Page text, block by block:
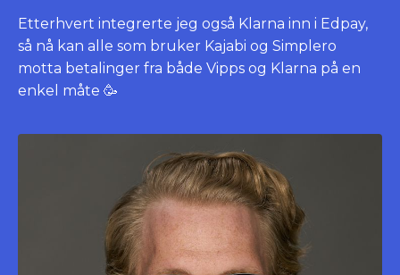
Etterhvert integrerte jeg også Klarna inn i Edpay,
så nå kan alle som bruker Kajabi og Simplero
motta betalinger fra både Vipps og Klarna på en
enkel måte 🥳